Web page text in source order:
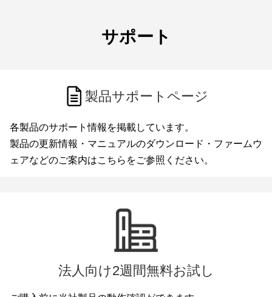
サポート
製品サポートページ
各製品のサポート情報を掲載しています。
製品の更新情報・マニュアルのダウンロード・ファームウ
ェアなどのご案内はこちらをご参照ください。
法人向け2週間無料お試し